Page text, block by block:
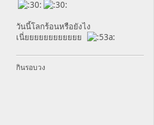
วันนี้โลกร้อนหรือยังไง
เนี่ยยยยยยยยยยยย
กินรอบวง